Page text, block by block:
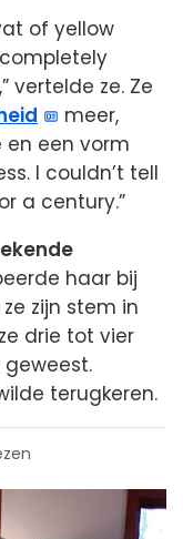
of yellow
vertelde ze. Ze
meer,
en een vorm
I couldn’t tell
a century.”
haar bij
zijn stem in
drie tot vier
terugkeren.